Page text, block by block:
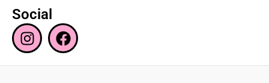
Social
I
n
s
F
a
c